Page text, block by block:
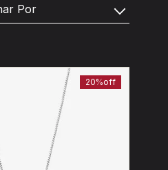
Por
20%off